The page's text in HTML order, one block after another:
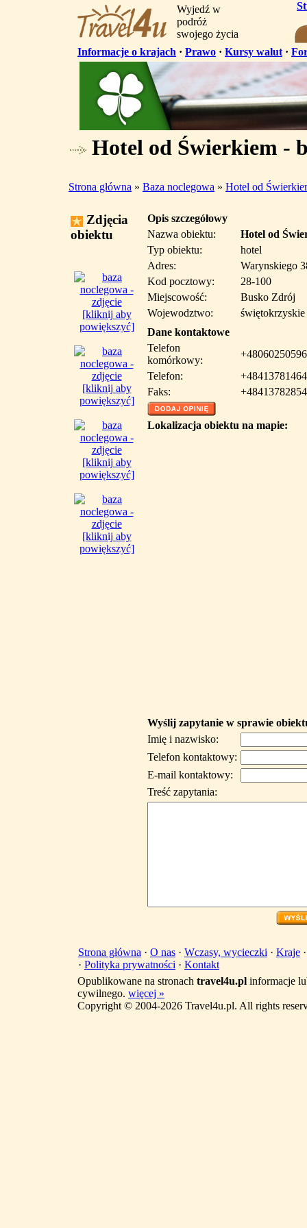
Wyjedź w
podróż
swojego życia
Informacje o krajach · Prawo · Kursy walut ·
Hotel od Świerkiem -
Strona główna » Baza noclegowa » Hotel od
Zdjęcia
obiektu
[kliknij aby
powiększyć]
[kliknij aby
powiększyć]
[kliknij aby
powiększyć]
[kliknij aby
powiększyć]
Opis szczegółowy
Nazwa obiektu:
Hotel od
Typ obiektu:
hotel
Adres:
Warynskiego
Kod pocztowy:
28-100
Miejscowość:
Busko Zdrój
Wojewodztwo:
świętokrzyskie
Dane kontaktowe
Telefon
komórkowy:
Telefon:
+48413781464
Faks:
+48413782854
Lokalizacja obiektu na mapie:
Wyślij zapytanie w sprawie
Imię i nazwisko:
Telefon kontaktowy:
E-mail kontaktowy:
Treść zapytania:
Strona główna · O nas · Wczasy, wycieczki · Kraje
· Polityka prywatności · Kontakt
Opublikowane na stronach travel4u.pl informacje
cywilnego. więcej »
Copyright © 2004-2026 Travel4u.pl. All rights